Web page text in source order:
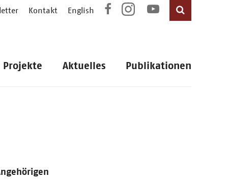
Kontakt English
Projekte Aktuelles Publikationen